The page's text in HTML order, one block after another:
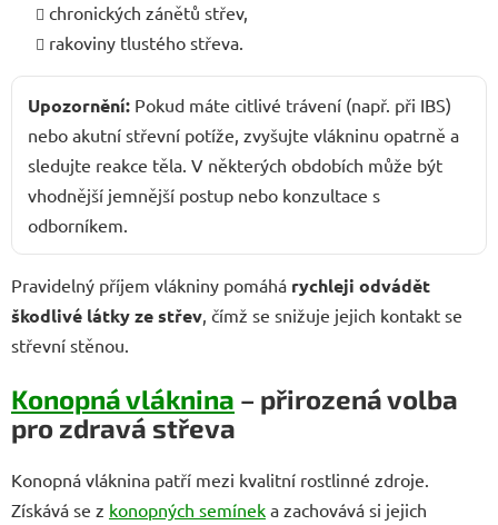
chronických zánětů střev,
rakoviny tlustého střeva.
Upozornění: Pokud máte citlivé trávení (např. při IBS)
nebo akutní střevní potíže, zvyšujte vlákninu opatrně a
sledujte reakce těla. V některých obdobích může být
vhodnější jemnější postup nebo konzultace s
odborníkem.
Pravidelný příjem vlákniny pomáhá rychleji odvádět
škodlivé látky ze střev, čímž se snižuje jejich kontakt se
střevní stěnou.
Konopná vláknina – přirozená volba
pro zdravá střeva
Konopná vláknina patří mezi kvalitní rostlinné zdroje.
Získává se z konopných semínek a zachovává si jejich